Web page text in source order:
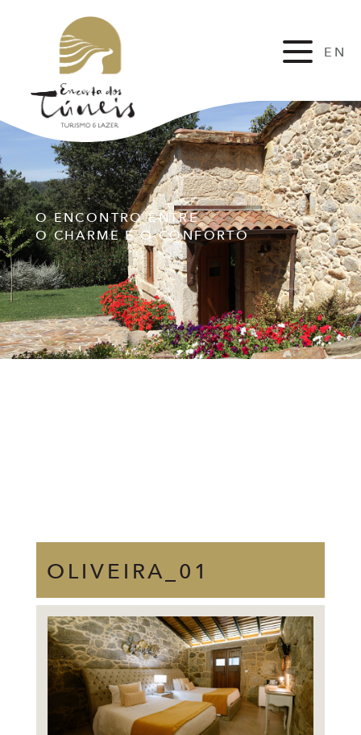
EN
O ENCONTRO ENTRE
O CHARME E O CONFORTO
OLIVEIRA_01